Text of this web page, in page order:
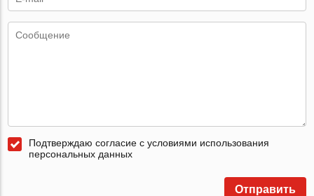
Подтверждаю согласие с условиями использования
персональных данных
Отправить